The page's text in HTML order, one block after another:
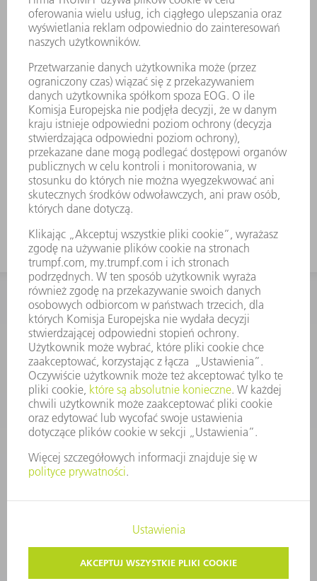
KONTAKT
Dział Części Zamiennych i Narzędzi
48225753936
8.00 - 17.00
czesci.zamienne@trumpf.com
PRAWA AUTORSKIE I PRAWA DOTYCZĄCE ZNAKÓW TOWAROWYCH
WARUNKI UŻYTKOWANIA